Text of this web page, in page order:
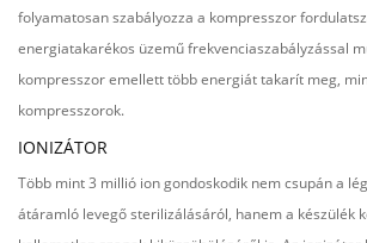
folyamatosan szabályozza a kompresszor
energiatakarékos üzemű frekvenciaszabályzással
kompresszor emellett több energiát takarít meg,
kompresszorok.
IONIZÁTOR
Több mint 3 millió ion gondoskodik nem csupán a
átáramló levegő sterilizálásáról, hanem a készülék